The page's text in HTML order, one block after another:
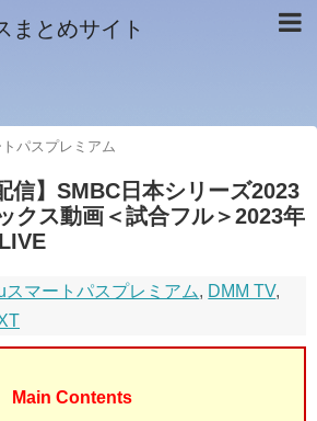
まとめサイト
パスプレミアム
信】SMBC日本シリーズ2023
クス動画＜試合フル＞2023年
スマートパスプレミアム, DMM TV,
Main Contents